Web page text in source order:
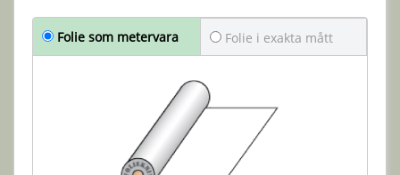
Folie som metervara Folie i exakta mått